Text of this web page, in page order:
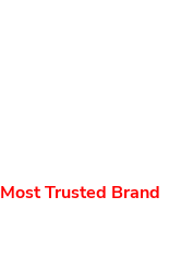
Most Trusted Brand